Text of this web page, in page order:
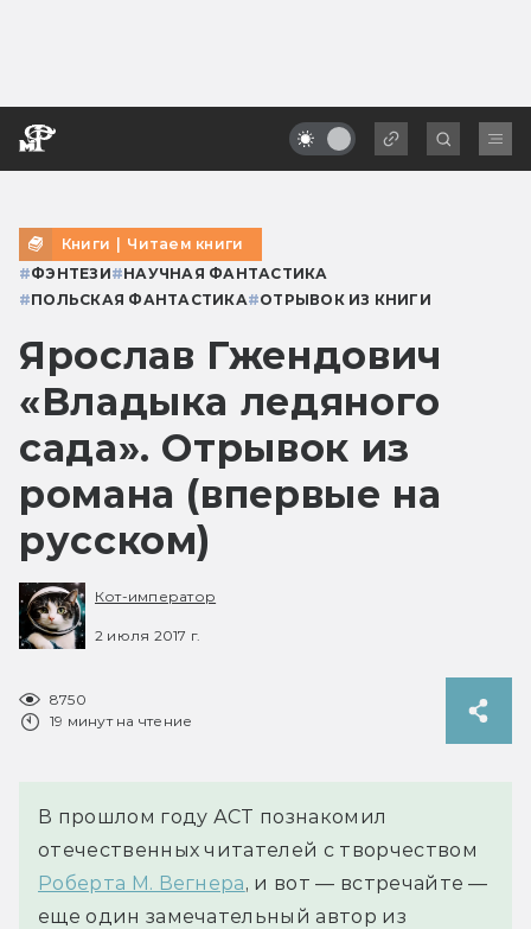
Книги | Читаем книги
#ФЭНТЕЗИ#НАУЧНАЯ ФАНТАСТИКА
#ПОЛЬСКАЯ ФАНТАСТИКА#ОТРЫВОК ИЗ КНИГИ
Ярослав Гжендович
«Владыка ледяного
сада». Отрывок из
романа (впервые на
русском)
Кот-император
2 июля 2017 г.
8750
19 минут на чтение
В прошлом году АСТ познакомил
отечественных читателей с творчеством
Роберта М. Вегнера, и вот — встречайте —
еще один замечательный автор из